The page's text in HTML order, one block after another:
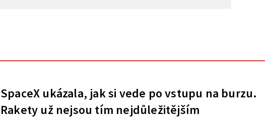
SpaceX ukázala, jak si vede po vstupu na burzu.
Rakety už nejsou tím nejdůležitějším